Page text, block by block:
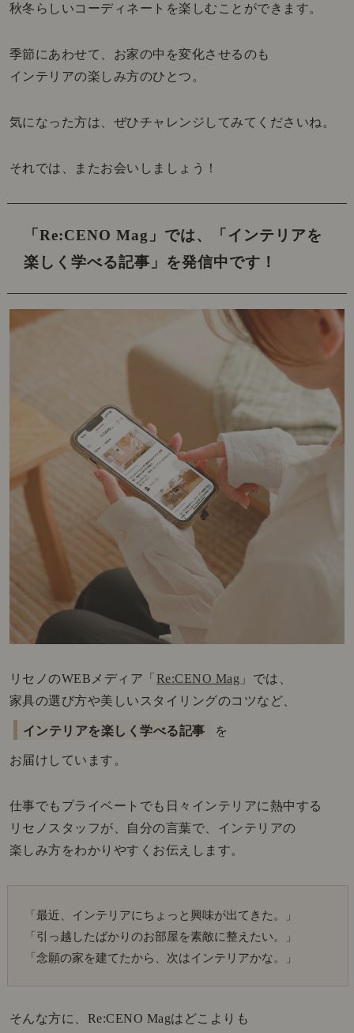
秋冬らしいコーディネートを楽しむことができます。
季節にあわせて、お家の中を変化させるのも
インテリアの楽しみ方のひとつ。
気になった方は、ぜひチャレンジしてみてくださいね。
それでは、またお会いしましょう！
「Re:CENO Mag」では、
「インテリアを
楽しく学べる記事」を発信中です！
リセノのWEBメディア「 Re:CENO Mag 」では、
家具の選び方や美しいスタイリングのコツなど、
インテリアを楽しく学べる記事 を
お届けしています。
仕事でもプライベートでも日々インテリアに熱中する
リセノスタッフが、自分の言葉で、インテリアの
楽しみ方をわかりやすくお伝えします。
「最近、インテリアにちょっと興味が出てきた。」
「引っ越したばかりのお部屋を素敵に整えたい。」
「念願の家を建てたから、次はインテリアかな。」
そんな方に、Re:CENO Magはどこよりも